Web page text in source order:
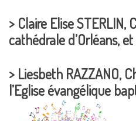
> Claire Elise STERLIN,
cathédrale d’Orléans, et
> Liesbeth RAZZANO,
l’Eglise évangélique